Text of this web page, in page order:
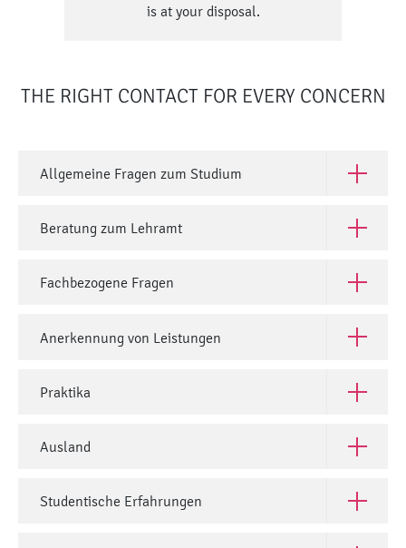
is at your disposal.
THE RIGHT CONTACT FOR EVERY CONCERN
Allgemeine Fragen zum Studium Open
Beratung zum Lehramt Open
Fachbezogene Fragen Open
Anerkennung von Leistungen Open
Praktika Open
Ausland Open
Studentische Erfahrungen Open